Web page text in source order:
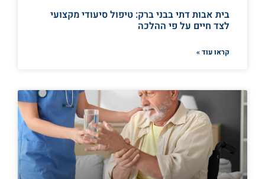
בית אבות דתי בבני ברק: טיפול סיעודי מקצועי
לצד חיים על פי ההלכה
קראו עוד »